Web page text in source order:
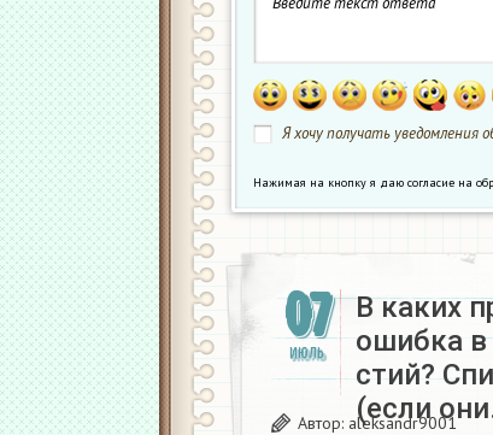
Я хочу получать уведомления
Нажимая на кнопку я даю согласие на
07
ИЮЛЬ
В каких
ошибка в
стий?
(если
Автор: aleksandr9001